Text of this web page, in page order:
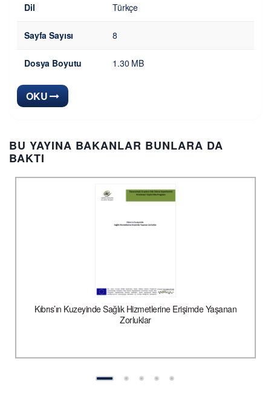
Dil Türkçe
Sayfa Sayısı 8
Dosya Boyutu 1.30 MB
OKU
BU YAYINA BAKANLAR BUNLARA DA
BAKTI
Kıbrıs’ın Kuzeyinde Sağlık Hizmetlerine Erişimde Yaşanan
Zorluklar